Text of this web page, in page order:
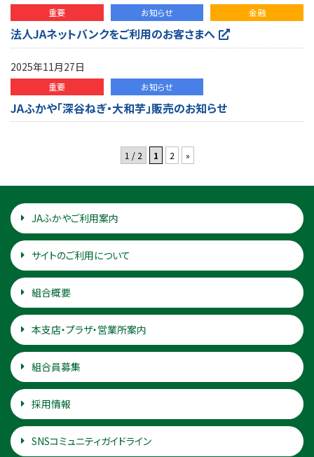
重要 お知らせ 金融
法人JAネットバンクをご利用のお客さまへ
2025年11月27日
重要 お知らせ
JAふかや「深谷ねぎ・大和芋」販売のお知らせ
1 / 2 1 2 »
JAふかやご利用案内
サイトのご利用について
組合概要
本支店・プラザ・営業所案内
組合員募集
採用情報
SNSコミュニティガイドライン